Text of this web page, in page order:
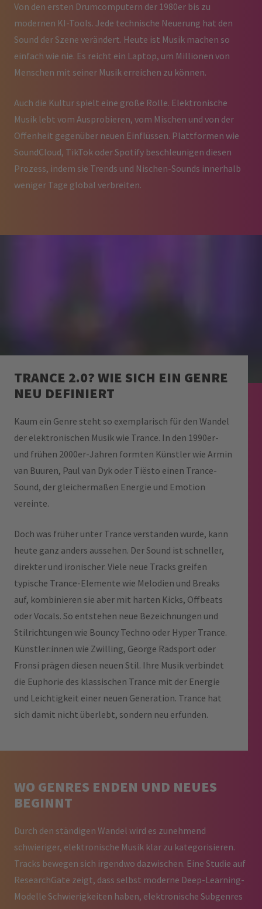
Von den ersten Drumcomputern der 1980er bis zu
modernen KI-Tools. Jede technische Neuerung hat den
Sound der Szene verändert. Heute ist Musik machen so
einfach wie nie. Es reicht ein Laptop, um Millionen von
Menschen mit seiner Musik erreichen zu können.
Auch die Kultur spielt eine große Rolle. Elektronische
Musik lebt vom Ausprobieren, vom Mischen und von der
Offenheit gegenüber neuen Einflüssen. Plattformen wie
SoundCloud, TikTok oder Spotify beschleunigen diesen
Prozess, indem sie Trends und Nischen-Sounds innerhalb
weniger Tage global verbreiten.
TRANCE 2.0? WIE SICH EIN GENRE
NEU DEFINIERT
Kaum ein Genre steht so exemplarisch für den Wandel
der elektronischen Musik wie Trance. In den 1990er-
und frühen 2000er-Jahren formten Künstler wie Armin
van Buuren, Paul van Dyk oder Tiësto einen Trance-
Sound, der gleichermaßen Energie und Emotion
vereinte.
Doch was früher unter Trance verstanden wurde, kann
heute ganz anders aussehen. Der Sound ist schneller,
direkter und ironischer. Viele neue Tracks greifen
typische Trance-Elemente wie Melodien und Breaks
auf, kombinieren sie aber mit harten Kicks, Offbeats
oder Vocals. So entstehen neue Bezeichnungen und
Stilrichtungen wie Bouncy Techno oder Hyper Trance.
Künstler:innen wie Zwilling, George Radsport oder
Fronsi prägen diesen neuen Stil. Ihre Musik verbindet
die Euphorie des klassischen Trance mit der Energie
und Leichtigkeit einer neuen Generation. Trance hat
sich damit nicht überlebt, sondern neu erfunden.
WO GENRES ENDEN UND NEUES
BEGINNT
Durch den ständigen Wandel wird es zunehmend
schwieriger, elektronische Musik klar zu kategorisieren.
Tracks bewegen sich irgendwo dazwischen. Eine Studie auf
ResearchGate zeigt, dass selbst moderne Deep-Learning-
Modelle Schwierigkeiten haben, elektronische Subgenres